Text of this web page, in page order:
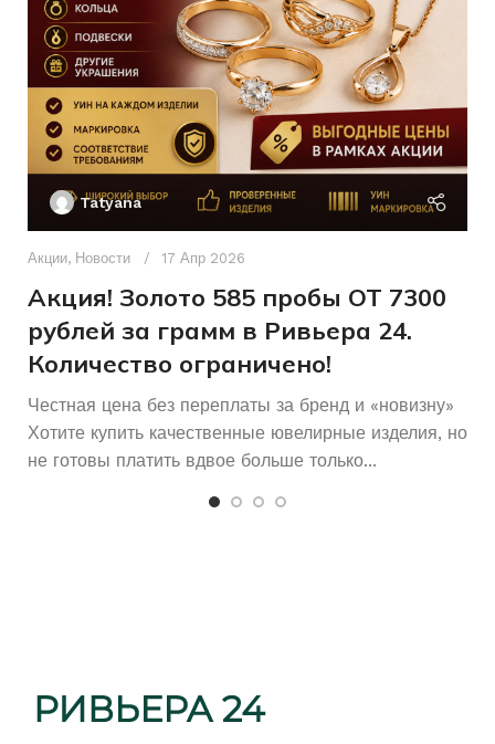
РАЗМЕР ЦЕПОЧКИ
45
см
ПЛЕТЕНИЕ Другое
ДЛЯ КОГО Женщинам
СОСТОЯНИЕ Б/У
Tatyana
Акции, Новости 17 Апр 2026
Акция! Золото 585 пробы ОТ 7300
рублей за грамм в Ривьера 24.
Количество ограничено!
Честная цена без переплаты за бренд и «новизну»
Хотите купить качественные ювелирные изделия, но
не готовы платить вдвое больше только...